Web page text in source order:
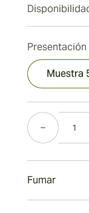
Muestra
Cantidad
Fumar